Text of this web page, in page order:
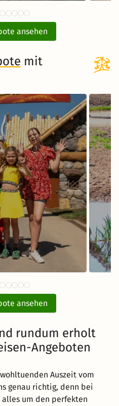
ab59 €
mit Hotel
Frühstück
ansehen
mit
ab80 €
Eintritt
und Frühstück
ansehen
rundum erholt
Angeboten
Auszeit vom
genau richtig, denn bei
um den perfekten